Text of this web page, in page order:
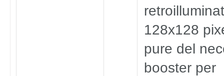
128x128
pure del
booster per